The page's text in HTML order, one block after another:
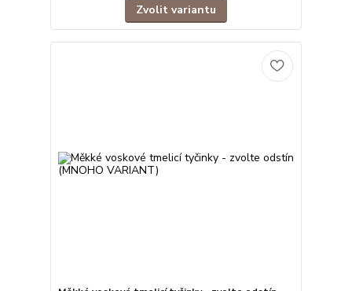
Zvolit variantu